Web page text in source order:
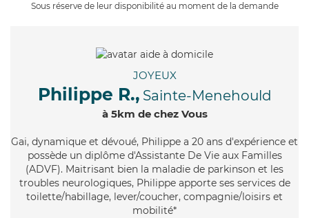
Sous réserve de leur disponibilité au moment de la demande
JOYEUX
Philippe R., Sainte-Menehould
à 5km de chez Vous
Gai, dynamique et dévoué, Philippe a 20 ans d'expérience et
possède un diplôme d'Assistante De Vie aux Familles
(ADVF). Maitrisant bien la maladie de parkinson et les
troubles neurologiques, Philippe apporte ses services de
toilette/habillage, lever/coucher, compagnie/loisirs et
mobilité*